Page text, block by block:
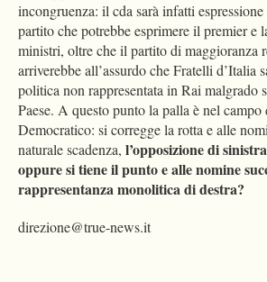
incongruenza: il cda sarà infatti
partito che potrebbe esprimere il premier e
ministri, oltre che il partito di maggioranza
arriverebbe all’assurdo che Fratelli d’Italia
politica non rappresentata in Rai malgrado
Paese. A questo punto la palla è nel campo
Democratico: si corregge la rotta e alle
naturale scadenza, l’opposizione di
oppure si tiene il punto e alle nomine
rappresentanza monolitica di destra?
direzione@true-news.it